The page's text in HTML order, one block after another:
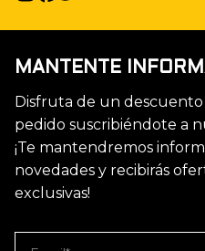
MANTENTE
Disfruta de un
pedido suscribiéndote a
¡Te mantendremos
novedades y recibirás
exclusivas!